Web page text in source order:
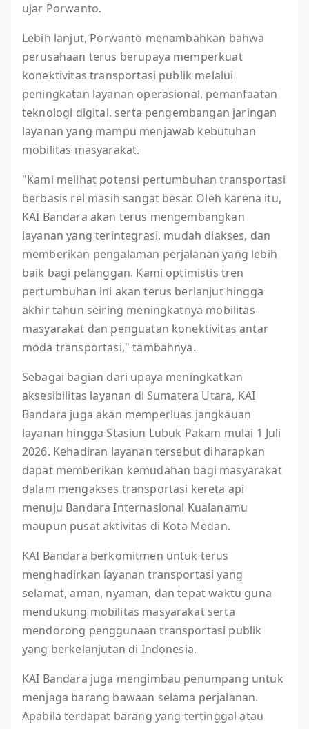
ujar Porwanto.
Lebih lanjut, Porwanto menambahkan bahwa
perusahaan terus berupaya memperkuat
konektivitas transportasi publik melalui
peningkatan layanan operasional, pemanfaatan
teknologi digital, serta pengembangan jaringan
layanan yang mampu menjawab kebutuhan
mobilitas masyarakat.
"Kami melihat potensi pertumbuhan transportasi
berbasis rel masih sangat besar. Oleh karena itu,
KAI Bandara akan terus mengembangkan
layanan yang terintegrasi, mudah diakses, dan
memberikan pengalaman perjalanan yang lebih
baik bagi pelanggan. Kami optimistis tren
pertumbuhan ini akan terus berlanjut hingga
akhir tahun seiring meningkatnya mobilitas
masyarakat dan penguatan konektivitas antar
moda transportasi," tambahnya.
Sebagai bagian dari upaya meningkatkan
aksesibilitas layanan di Sumatera Utara, KAI
Bandara juga akan memperluas jangkauan
layanan hingga Stasiun Lubuk Pakam mulai 1 Juli
2026. Kehadiran layanan tersebut diharapkan
dapat memberikan kemudahan bagi masyarakat
dalam mengakses transportasi kereta api
menuju Bandara Internasional Kualanamu
maupun pusat aktivitas di Kota Medan.
KAI Bandara berkomitmen untuk terus
menghadirkan layanan transportasi yang
selamat, aman, nyaman, dan tepat waktu guna
mendukung mobilitas masyarakat serta
mendorong penggunaan transportasi publik
yang berkelanjutan di Indonesia.
KAI Bandara juga mengimbau penumpang untuk
menjaga barang bawaan selama perjalanan.
Apabila terdapat barang yang tertinggal atau